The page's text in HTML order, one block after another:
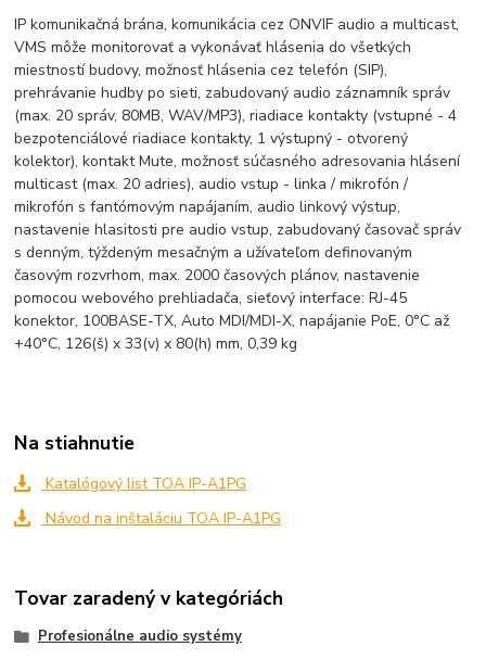
IP komunikačná brána, komunikácia cez ONVIF audio a multicast,
VMS môže monitorovať a vykonávať hlásenia do všetkých
miestností budovy, možnosť hlásenia cez telefón (SIP),
prehrávanie hudby po sieti, zabudovaný audio záznamník správ
(max. 20 správ, 80MB, WAV/MP3), riadiace kontakty (vstupné - 4
bezpotenciálové riadiace kontakty, 1 výstupný - otvorený
kolektor), kontakt Mute, možnosť súčasného adresovania hlásení
multicast (max. 20 adries), audio vstup - linka / mikrofón /
mikrofón s fantómovým napájaním, audio linkový výstup,
nastavenie hlasitosti pre audio vstup, zabudovaný časovač správ
s denným, týždeným mesačným a užívateľom definovaným
časovým rozvrhom, max. 2000 časových plánov, nastavenie
pomocou webového prehliadača, sieťový interface: RJ-45
konektor, 100BASE-TX, Auto MDI/MDI-X, napájanie PoE, 0°C až
+40°C, 126(š) x 33(v) x 80(h) mm, 0,39 kg
Na stiahnutie
Katalógový list TOA IP-A1PG
Návod na inštaláciu TOA IP-A1PG
Tovar zaradený v kategóriách
Profesionálne audio systémy